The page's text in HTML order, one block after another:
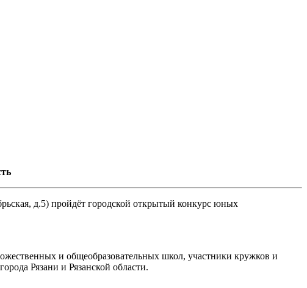
д.5) пройдёт городской открытый конкурс юных
и общеобразовательных школ, участники кружков и
Рязани и Рязанской области.